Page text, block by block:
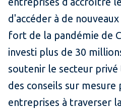
d'accéder à de
fort de la pandémie de
investi plus de 30
soutenir le secteur
des conseils sur mesure
entreprises à traverser